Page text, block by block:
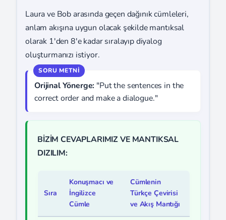
Laura ve Bob arasında geçen dağınık cümleleri,
anlam akışına uygun olacak şekilde mantıksal
olarak 1'den 8'e kadar sıralayıp diyalog
oluşturmanızı istiyor.
Orijinal Yönerge: "Put the sentences in the
correct order and make a dialogue."
BİZİM CEVAPLARIMIZ VE MANTIKSAL
DIZILIM:
Sıra
Konuşmacı ve
İngilizce
Cümle
Cümlenin
Türkçe Çevirisi
ve Akış Mantığı